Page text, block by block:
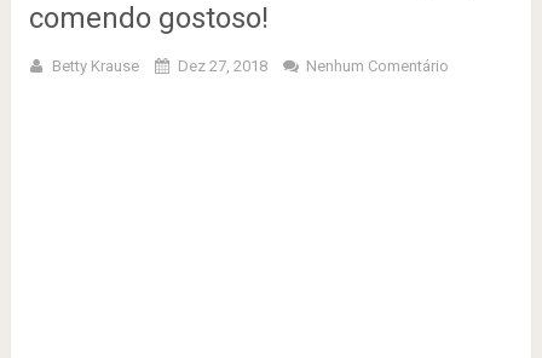
comendo gostoso!
Betty Krause Dez 27, 2018 Nenhum Comentário